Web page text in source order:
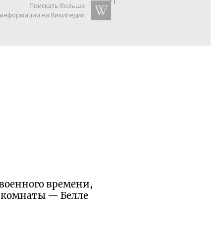
Поискать больше
информации на Википедии
времени,
комнаты — Белле